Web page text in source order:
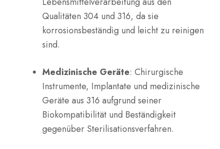
Qualitäten 304 und 316, da sie
korrosionsbeständig und leicht zu reinigen
sind.
Medizinische Geräte: Chirurgische
Instrumente, Implantate und medizinische
Geräte aus 316 aufgrund seiner
Biokompatibilität und Beständigkeit
gegenüber Sterilisationsverfahren.